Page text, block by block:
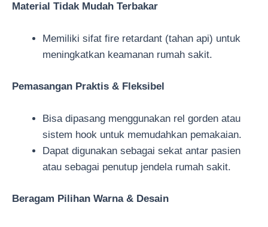
Material Tidak Mudah Terbakar
Memiliki sifat fire retardant (tahan api) untuk
meningkatkan keamanan rumah sakit.
Pemasangan Praktis & Fleksibel
Bisa dipasang menggunakan rel gorden atau
sistem hook untuk memudahkan pemakaian.
Dapat digunakan sebagai sekat antar pasien
atau sebagai penutup jendela rumah sakit.
Beragam Pilihan Warna & Desain